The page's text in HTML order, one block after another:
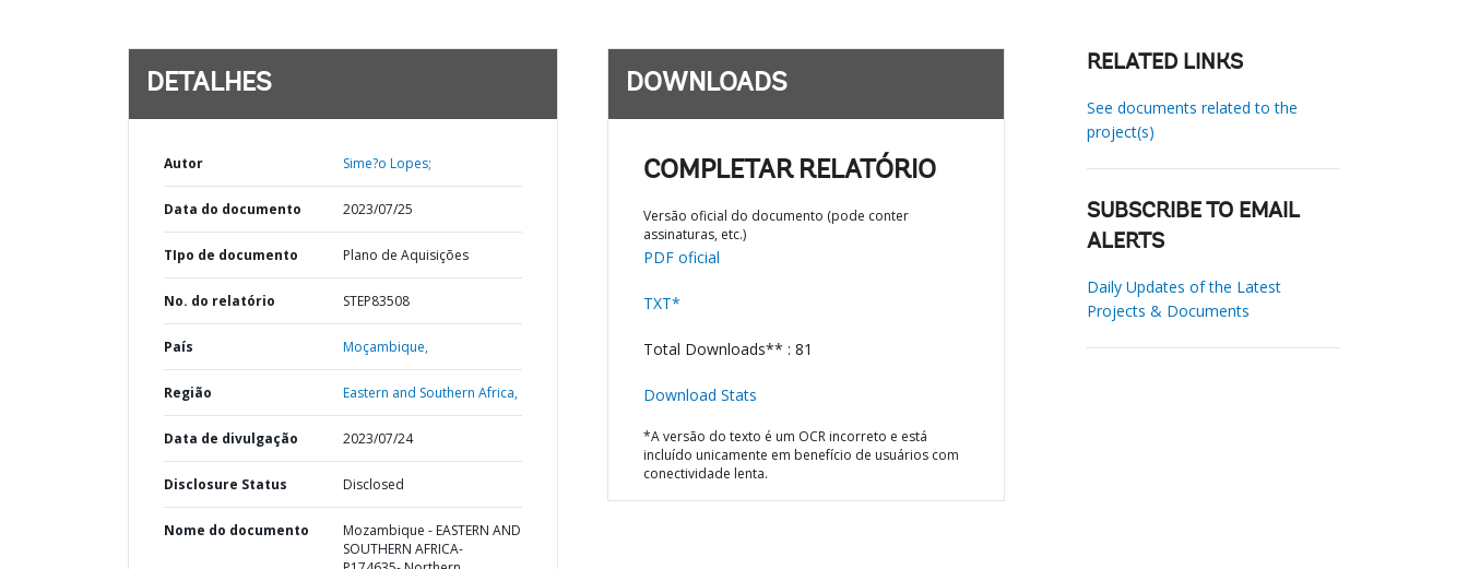
DETALHES
Autor Sime?o Lopes;
Data do documento 2023/07/25
TIpo de documento Plano de Aquisições
No. do relatório STEP83508
País Moçambique,
Região Eastern and Southern Africa,
Data de divulgação 2023/07/24
Disclosure Status Disclosed
Nome do documento
Mozambique - EASTERN AND
SOUTHERN AFRICA-
DOWNLOADS
COMPLETAR RELATÓRIO
Versão oficial do documento (pode conter
assinaturas, etc.)
PDF oficial
TXT*
Total Downloads** : 81
Download Stats
*A versão do texto é um OCR incorreto e está
incluído unicamente em benefício de usuários com
conectividade lenta.
RELATED LINKS
See documents related to the
project(s)
SUBSCRIBE TO EMAIL
ALERTS
Daily Updates of the Latest
Projects & Documents